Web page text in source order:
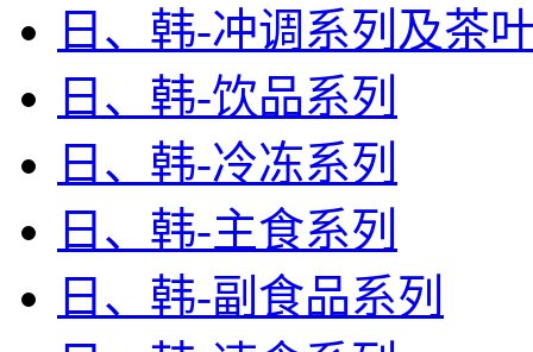
日、韩-冲调系列及茶
日、韩-饮品系列
日、韩-冷冻系列
日、韩-主食系列
日、韩-副食品系列